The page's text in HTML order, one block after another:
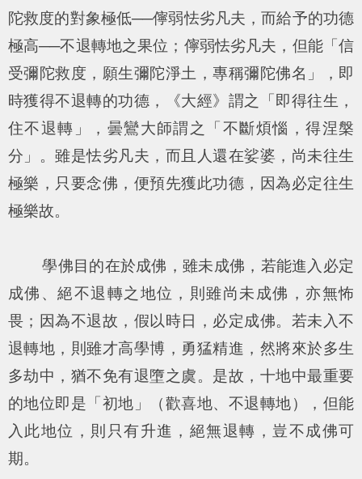
陀救度的對象極低──儜弱怯劣凡夫，而給予的功德
極高──不退轉地之果位；儜弱怯劣凡夫，但能「信
受彌陀救度，願生彌陀淨土，專稱彌陀佛名」，即
時獲得不退轉的功德，《大經》謂之「即得往生，
住不退轉」，曇鸞大師謂之「不斷煩惱，得涅槃
分」。雖是怯劣凡夫，而且人還在娑婆，尚未往生
極樂，只要念佛，便預先獲此功德，因為必定往生
極樂故。
學佛目的在於成佛，雖未成佛，若能進入必定
成佛、絕不退轉之地位，則雖尚未成佛，亦無怖
畏；因為不退故，假以時日，必定成佛。若未入不
退轉地，則雖才高學博，勇猛精進，然將來於多生
多劫中，猶不免有退墮之虞。是故，十地中最重要
的地位即是「初地」（歡喜地、不退轉地），但能
入此地位，則只有升進，絕無退轉，豈不成佛可
期。